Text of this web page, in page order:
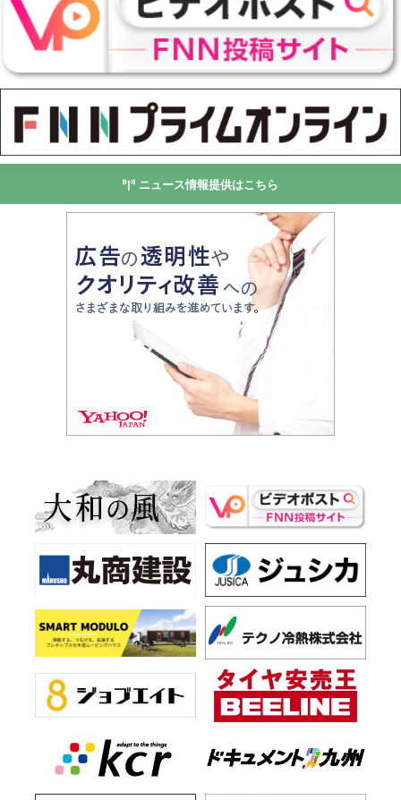
ニュース情報提供はこちら